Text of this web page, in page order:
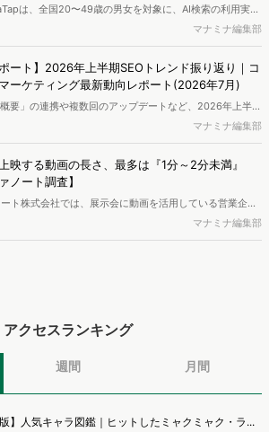
は、全国20〜49歳の男女を対象に、AI検索の利用実態
った商品をどこで確かめているかを調査し、結果を公開し
マナミナ編集部
ポート】2026年上半期SEOトレンド振り返り｜コ
ーケティング最新動向レポート(2026年7月)
概要」の連携や複数回のアップデートなど、2026年上半期
には変化がありました。また生成AI利用は約1.6倍に伸長
を追う形でGeminiも15.1%へ拡大するなど、ユー
の多様化が進んでいます。WebマーケターやSEO担当者
年上半期概要です。※本レポートは記事のフォームから無
ます。また、レポートをDLしていただいた方には特典も
ります。
マナミナ編集部
映する動画の長さ、最多は『1分～2分未満』
ノート調査】
ト株式会社では、展示会に動画を活用している営業企
ティング担当者を対象に、展示会における動画活用の実態
、結果を公開しました。
マナミナ編集部
アクセスランキング
週間 月間
版】人気キャラ図鑑｜ヒットしたミャクミャク・ラ...